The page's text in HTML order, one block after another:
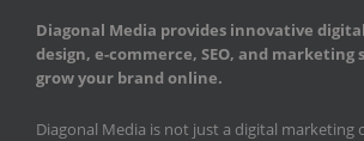
Diagonal Media provides innovative
design, e-commerce, SEO, and marketing
grow your brand online.
Diagonal Media is not just a digital marketing